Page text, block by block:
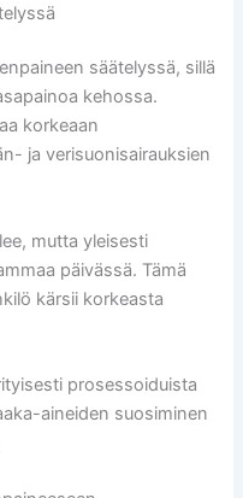
säätelyssä, sillä
kehossa.
korkeaan
ja verisuonisairauksien
mutta yleisesti
päivässä. Tämä
kärsii korkeasta
prosessoiduista
aineiden suosiminen